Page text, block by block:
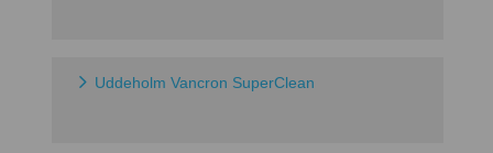
Uddeholm Vancron SuperClean